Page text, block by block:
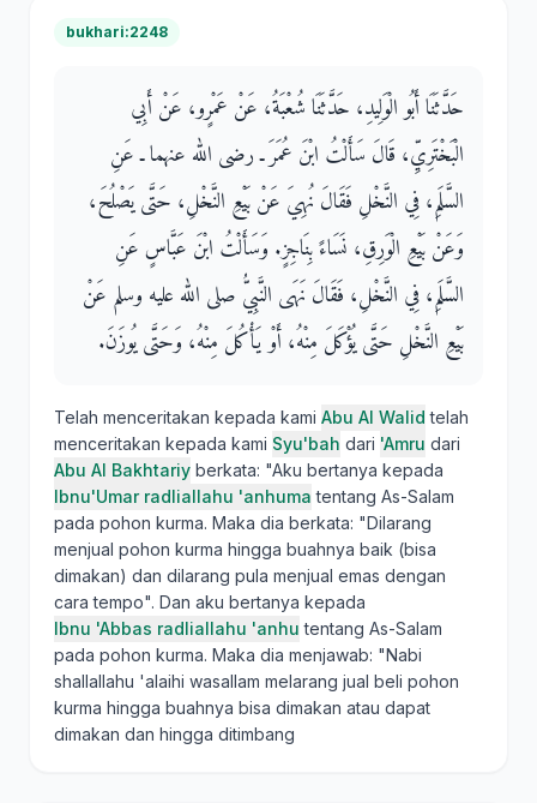
bukhari:2248
حَدَّثَنَا أَبُو الْوَلِيدِ، حَدَّثَنَا شُعْبَةُ، عَنْ عَمْرٍو، عَنْ أَبِي
الْبَخْتَرِيِّ، قَالَ سَأَلْتُ ابْنَ عُمَرَ ـ رضى الله عنهما ـ عَنِ
السَّلَمِ، فِي النَّخْلِ فَقَالَ نُهِيَ عَنْ بَيْعِ النَّخْلِ، حَتَّى يَصْلُحَ،
وَعَنْ بَيْعِ الْوَرِقِ، نَسَاءً بِنَاجِزٍ‏.‏ وَسَأَلْتُ ابْنَ عَبَّاسٍ عَنِ
السَّلَمِ، فِي النَّخْلِ، فَقَالَ نَهَى النَّبِيُّ صلى الله عليه وسلم عَنْ
بَيْعِ النَّخْلِ حَتَّى يُؤْكَلَ مِنْهُ، أَوْ يَأْكُلَ مِنْهُ، وَحَتَّى يُوزَنَ‏.‏
Telah menceritakan kepada kami Abu Al Walid telah
menceritakan kepada kami Syu'bah dari 'Amru dari
Abu Al Bakhtariy berkata: "Aku bertanya kepada
Ibnu'Umar radliallahu 'anhuma tentang As-Salam
pada pohon kurma. Maka dia berkata: "Dilarang
menjual pohon kurma hingga buahnya baik (bisa
dimakan) dan dilarang pula menjual emas dengan
cara tempo". Dan aku bertanya kepada
Ibnu 'Abbas radliallahu 'anhu tentang As-Salam
pada pohon kurma. Maka dia menjawab: "Nabi
shallallahu 'alaihi wasallam melarang jual beli pohon
kurma hingga buahnya bisa dimakan atau dapat
dimakan dan hingga ditimbang